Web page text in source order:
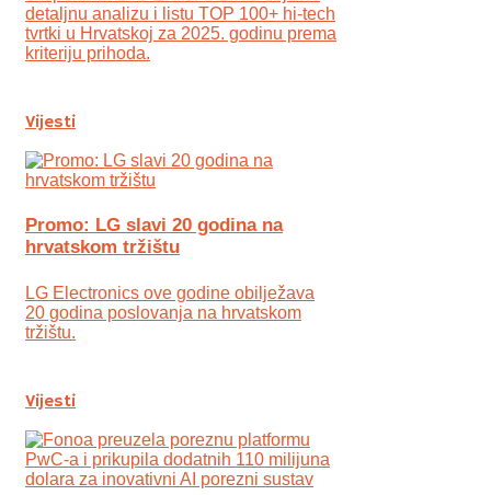
detaljnu analizu i listu TOP 100+ hi-tech
tvrtki u Hrvatskoj za 2025. godinu prema
kriteriju prihoda.
Vijesti
Promo: LG slavi 20 godina na
hrvatskom tržištu
LG Electronics ove godine obilježava
20 godina poslovanja na hrvatskom
tržištu.
Vijesti